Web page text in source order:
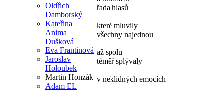
Oldřich
Damborský
Kateřina
Anima
Dušková
Eva Frantinová
Jaroslav
Holoubek
Martin Honzák
Adam EL
řada hlasů
které mluvily
všechny najednou
až spolu
téměř splývaly
v neklidných emocích